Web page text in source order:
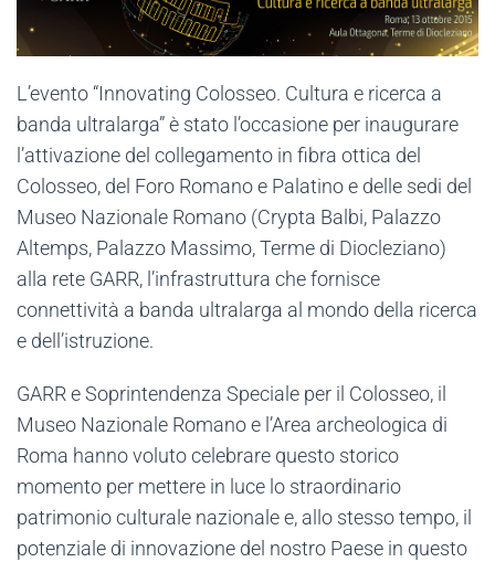
L’evento “Innovating Colosseo. Cultura e ricerca a
banda ultralarga” è stato l’occasione per inaugurare
l’attivazione del collegamento in fibra ottica del
Colosseo, del Foro Romano e Palatino e delle sedi del
Museo Nazionale Romano (Crypta Balbi, Palazzo
Altemps, Palazzo Massimo, Terme di Diocleziano)
alla rete GARR, l’infrastruttura che fornisce
connettività a banda ultralarga al mondo della ricerca
e dell’istruzione.
GARR e Soprintendenza Speciale per il Colosseo, il
Museo Nazionale Romano e l’Area archeologica di
Roma hanno voluto celebrare questo storico
momento per mettere in luce lo straordinario
patrimonio culturale nazionale e, allo stesso tempo, il
potenziale di innovazione del nostro Paese in questo